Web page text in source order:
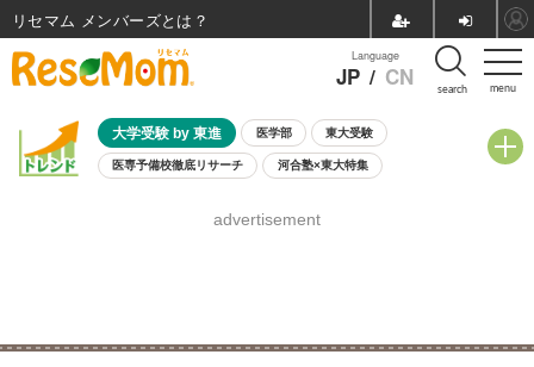
menu
Language
JP / CN search
大学受験 by 東進 医学部 東大受験
医専予備校徹底リサーチ 河合塾×東大特集
8月開催学校説明会・相談会
advertisement
リセマム メンバーズ